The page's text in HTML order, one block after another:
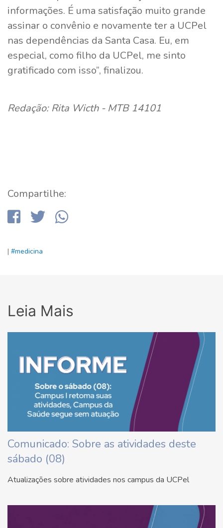
informações. É uma satisfação muito grande
assinar o convênio e novamente ter a UCPel
nas dependências da Santa Casa. Eu, em
especial, como filho da UCPel, me sinto
gratificado com isso”, finalizou.
Redação: Rita Wicth - MTB 14101
Compartilhe:
| #medicina
Leia Mais
Comunicado: Sobre as atividades deste
sábado (08)
Atualizações sobre atividades nos campus da UCPel